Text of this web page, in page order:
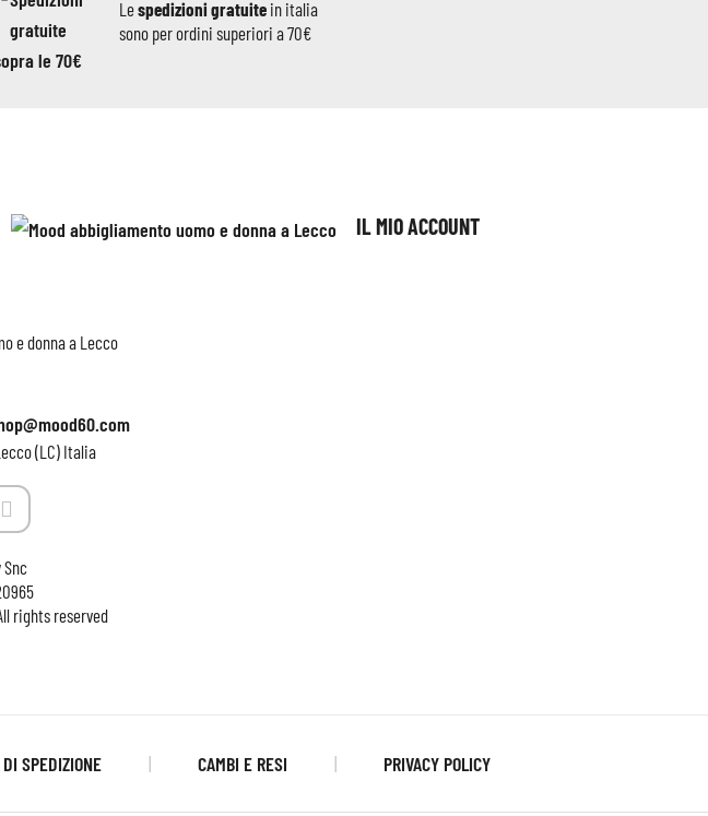
Lespedizioni gratuitein italia
sono per ordini superiori a 70€
IL MIO ACCOUNT
(LC) Italia
Snc
rights reserved
SPEDIZIONE CAMBI E RESI PRIVACY POLICY